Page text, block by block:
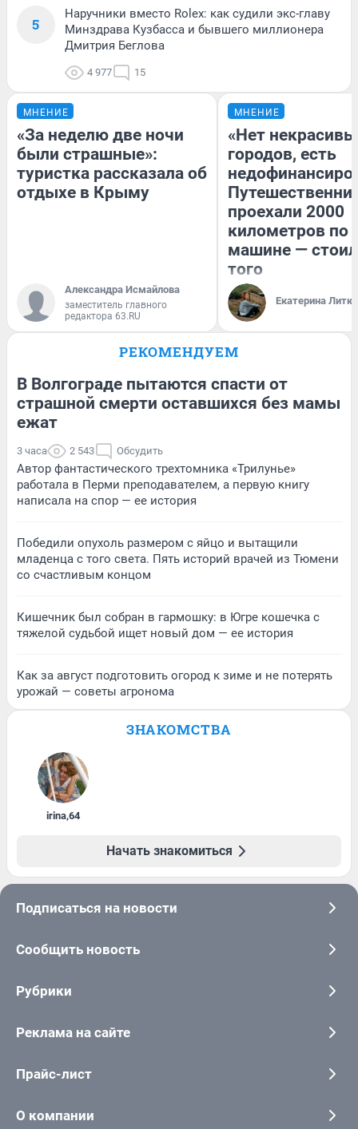
5
Наручники вместо Rolex: как судили экс-главу
Минздрава Кузбасса и бывшего миллионера
Дмитрия Беглова
4 977 15
МНЕНИЕ
«За неделю две ночи
были страшные»:
туристка рассказала об
отдыхе в Крыму
Александра Исмайлова
заместитель главного
редактора 63.RU
МНЕНИЕ
«Нет
городов, есть
проехали 2000
километров по
машине —
того
Екатерина
РЕКОМЕНДУЕМ
В Волгограде пытаются спасти от
страшной смерти оставшихся без мамы
ежат
3 часа 2 543 Обсудить
Автор фантастического трехтомника «Трилунье»
работала в Перми преподавателем, а первую книгу
написала на спор — ее история
Победили опухоль размером с яйцо и вытащили
младенца с того света. Пять историй врачей из Тюмени
со счастливым концом
Кишечник был собран в гармошку: в Югре кошечка с
тяжелой судьбой ищет новый дом — ее история
Как за август подготовить огород к зиме и не потерять
урожай — советы агронома
ЗНАКОМСТВА
irina,64
Начать знакомиться
Подписаться на новости
Сообщить новость
Рубрики
Реклама на сайте
Прайс-лист
О компании